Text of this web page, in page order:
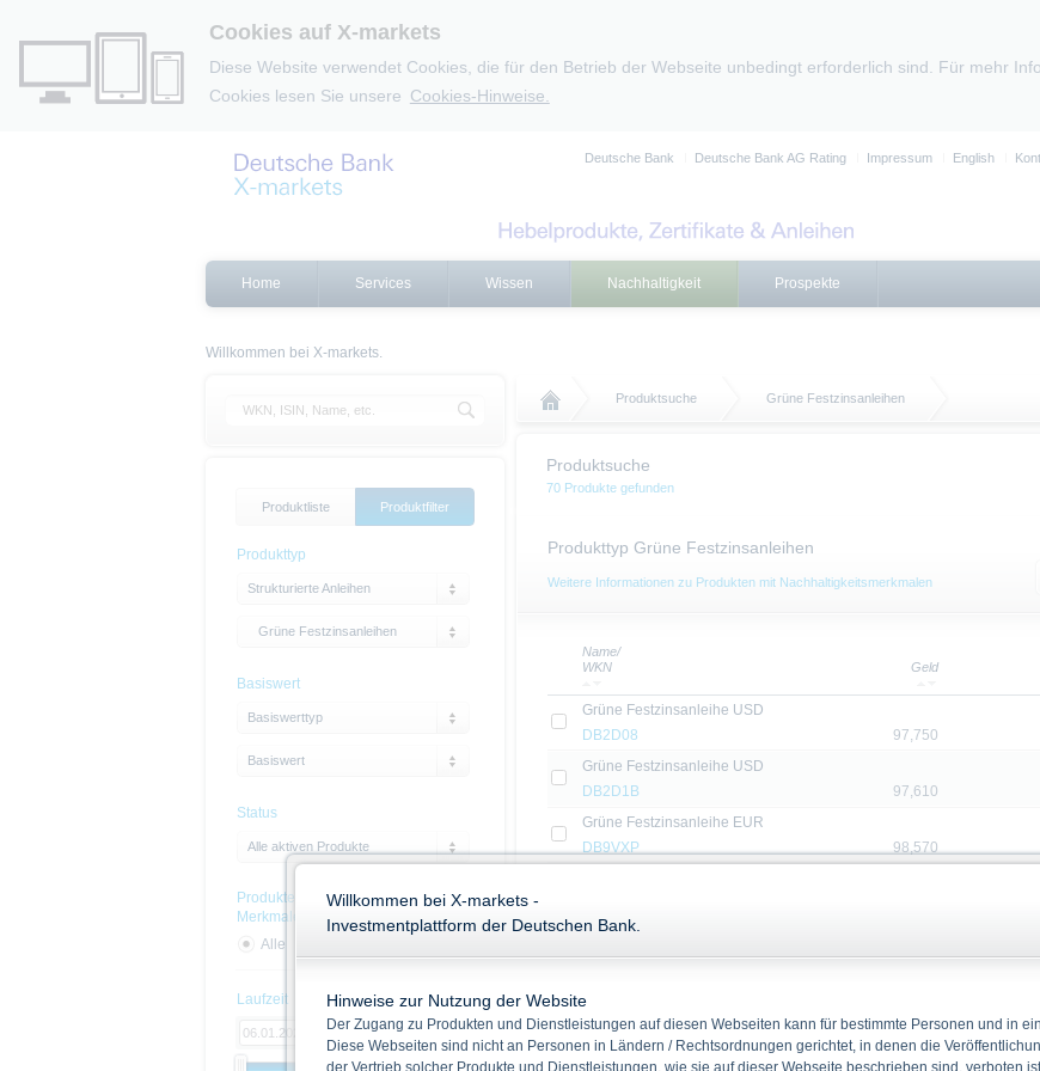
Cookies auf X-markets
Diese Website verwendet Cookies, die für den Betrieb der Webseite unbedingt erforderlich sind. Für mehr
Cookies lesen Sie unsere Cookies-Hinweise.
Deutsche Bank Deutsche Bank AG Rating Impressum English
Home Services Wissen Nachhaltigkeit Prospekte
Willkommen bei X-markets.
Produktsuche Grüne Festzinsanleihen
Produktsuche
70 Produkte gefunden
Produkttyp Grüne Festzinsanleihen
Weitere Informationen zu Produkten mit Nachhaltigkeitsmerkmalen
Name/
WKN
Geld
Grüne Festzinsanleihe USD
DB2D08
97,750
Grüne Festzinsanleihe USD
DB2D1B
97,610
Grüne Festzinsanleihe EUR
DB9VXP
98,570
Grüne Festzinsanleihe EUR
DB9VXZ
98,480
DB9U6T
97,690
Grüne Festzinsanleihe EUR
Produktliste Produktfilter
Produkttyp
Strukturierte Anleihen
Grüne Festzinsanleihen
Basiswert
Basiswerttyp
Basiswert
Status
Alle aktiven Produkte
Produkte mit Nachhaltigskeits-
Merkmalen
Alle
Laufzeit
Willkommen bei X-markets -
Investmentplattform der Deutschen Bank.
Hinweise zur Nutzung der Website
Der Zugang zu Produkten und Dienstleistungen auf diesen Webseiten kann für bestimmte Personen und in
Diese Webseiten sind nicht an Personen in Ländern / Rechtsordnungen gerichtet, in denen die
der Vertrieb solcher Produkte und Dienstleistungen, wie sie auf dieser Webseite beschrieben sind, verboten